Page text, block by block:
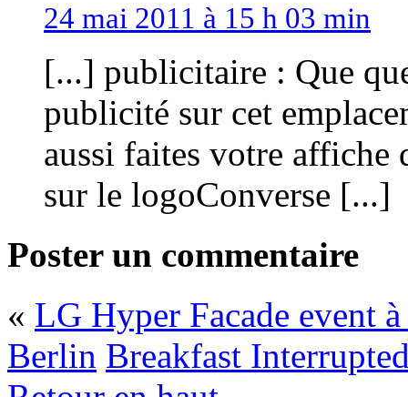
24 mai 2011 à 15 h 03 min
[...] publicitaire : Que
publicité sur cet
aussi faites votre
sur le logoConverse [...]
Poster un commentaire
« LG Hyper Facade event
Berlin Breakfast